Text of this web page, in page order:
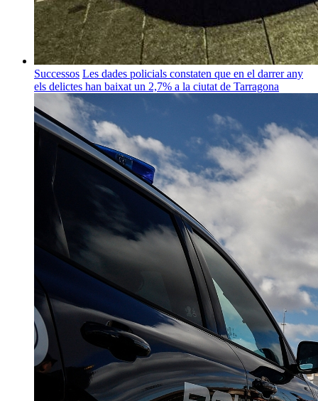
Successos Les dades policials constaten que en el darrer any
els delictes han baixat un 2,7% a la ciutat de Tarragona